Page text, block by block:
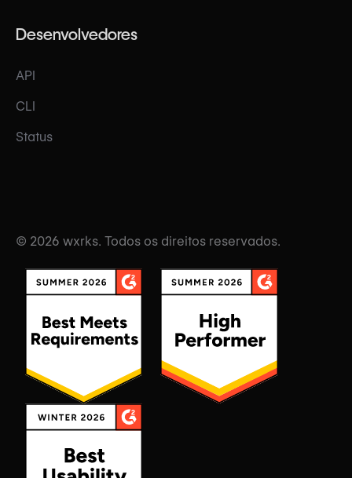
Desenvolvedores
API
CLI
Status
© 2026 wxrks. Todos os direitos reservados.